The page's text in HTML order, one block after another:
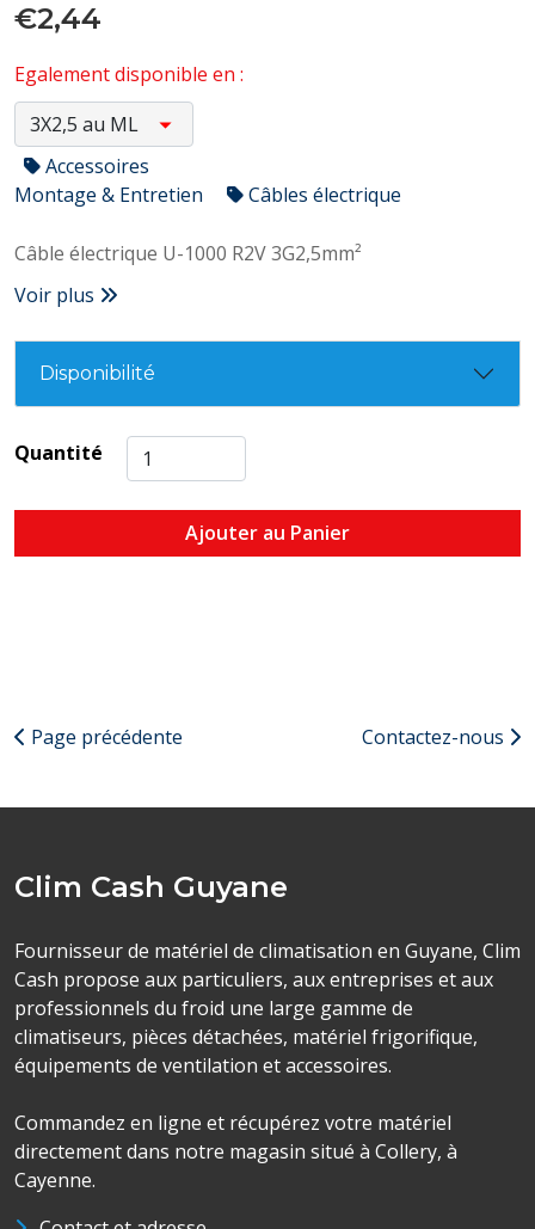
€2,44
Egalement disponible en :
Accessoires
Montage & Entretien
Câbles électrique
Câble électrique U-1000 R2V 3G2,5mm²
Voir plus
Disponibilité
Quantité
Ajouter au Panier
Page précédente Contactez-nous
Clim Cash Guyane
Fournisseur de matériel de climatisation en Guyane, Clim
Cash propose aux particuliers, aux entreprises et aux
professionnels du froid une large gamme de
climatiseurs, pièces détachées, matériel frigorifique,
équipements de ventilation et accessoires.
Commandez en ligne et récupérez votre matériel
directement dans notre magasin situé à Collery, à
Cayenne.